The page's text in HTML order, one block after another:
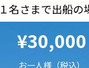
１名さまで出船の
¥30,000
お一人様（税込）